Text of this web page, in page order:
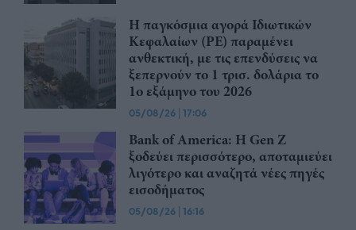
Η παγκόσμια αγορά Ιδιωτικών
Κεφαλαίων (PE) παραμένει
ανθεκτική, με τις επενδύσεις να
ξεπερνούν το 1 τρισ. δολάρια το
1ο εξάμηνο του 2026
05/08/26 | 17:06
Bank of America: Η Gen Z
ξoδεύει περισσότερο, αποταμιεύει
λιγότερο και αναζητά νέες πηγές
εισοδήματος
05/08/26 | 16:16